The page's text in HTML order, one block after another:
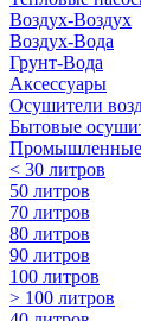
Воздух-Воздух
Воздух-Вода
Грунт-Вода
Аксессуары
Осушители
Бытовые
Промышленные
< 30 литров
50 литров
70 литров
80 литров
90 литров
100 литров
> 100 литров